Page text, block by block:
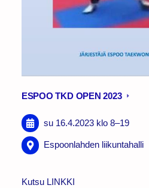
ESPOO TKD OPEN 2023
su 16.4.2023 klo 8–19
Espoonlahden liikuntahalli
Kutsu LINKKI